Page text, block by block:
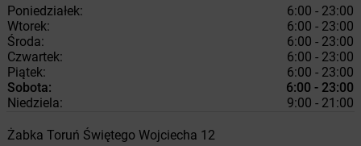
Poniedziałek:
6:00 - 23:00
Wtorek:
6:00 - 23:00
Środa:
6:00 - 23:00
Czwartek:
6:00 - 23:00
Piątek:
6:00 - 23:00
Sobota:
6:00 - 23:00
Niedziela:
9:00 - 21:00
Żabka Toruń Świętego Wojciecha 12